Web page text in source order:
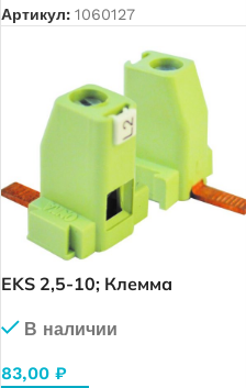
Артикул: 1060127
EKS 2,5-10; Клемма
оборудования 2,5-10 мм2.
В наличии
83,00 ₽